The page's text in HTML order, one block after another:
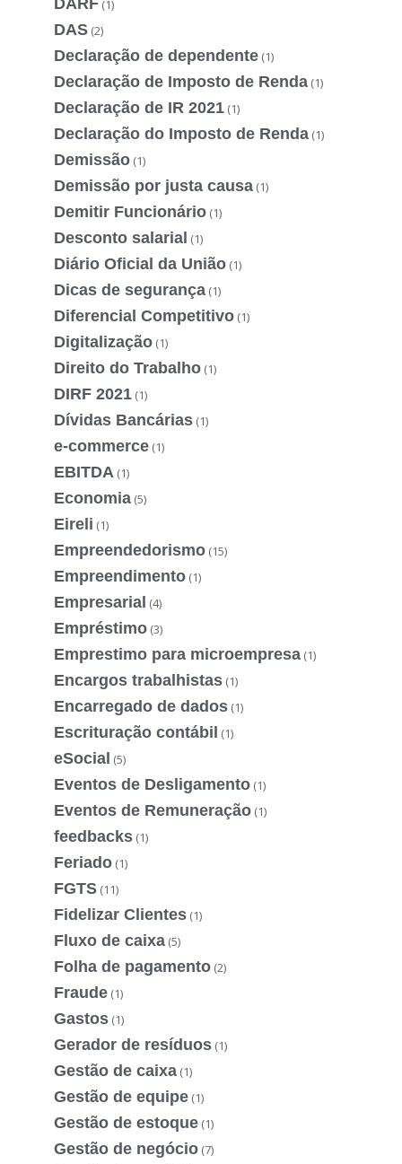
(1)
DAS (2)
Declaração de dependente (1)
Declaração de Imposto de Renda (1)
Declaração de IR 2021 (1)
Declaração do Imposto de Renda (1)
Demissão (1)
Demissão por justa causa (1)
Demitir Funcionário (1)
Desconto salarial (1)
Diário Oficial da União (1)
Dicas de segurança (1)
Diferencial Competitivo (1)
Digitalização (1)
Direito do Trabalho (1)
DIRF 2021 (1)
Dívidas Bancárias (1)
e-commerce (1)
EBITDA (1)
Economia (5)
Eireli (1)
Empreendedorismo (15)
Empreendimento (1)
Empresarial (4)
Empréstimo (3)
Emprestimo para microempresa (1)
Encargos trabalhistas (1)
Encarregado de dados (1)
Escrituração contábil (1)
eSocial (5)
Eventos de Desligamento (1)
Eventos de Remuneração (1)
feedbacks (1)
Feriado (1)
FGTS (11)
Fidelizar Clientes (1)
Fluxo de caixa (5)
Folha de pagamento (2)
Fraude (1)
Gastos (1)
Gerador de resíduos (1)
Gestão de caixa (1)
Gestão de equipe (1)
Gestão de estoque (1)
Gestão de negócio (7)